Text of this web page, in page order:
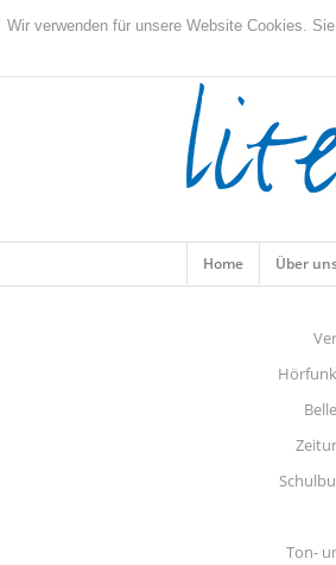
Wir verwenden für unsere Website Cookies.
Home Über
Ton-